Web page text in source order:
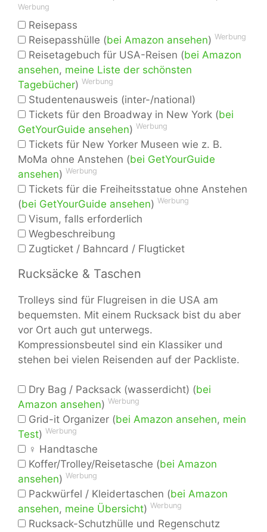
Werbung
Reisepass
Reisepasshülle (bei Amazon ansehen) Werbung
Reisetagebuch für USA-Reisen (bei Amazon
ansehen, meine Liste der schönsten
Tagebücher) Werbung
Studentenausweis (inter-/national)
Tickets für den Broadway in New York (bei
GetYourGuide ansehen) Werbung
Tickets für New Yorker Museen wie z. B.
MoMa ohne Anstehen (bei GetYourGuide
ansehen) Werbung
Tickets für die Freiheitsstatue ohne Anstehen
(bei GetYourGuide ansehen) Werbung
Visum, falls erforderlich
Wegbeschreibung
Zugticket / Bahncard / Flugticket
Rucksäcke & Taschen
Trolleys sind für Flugreisen in die USA am
bequemsten. Mit einem Rucksack bist du aber
vor Ort auch gut unterwegs.
Kompressionsbeutel sind ein Klassiker und
stehen bei vielen Reisenden auf der Packliste.
Dry Bag / Packsack (wasserdicht) (bei
Amazon ansehen) Werbung
Grid-it Organizer (bei Amazon ansehen, mein
Test) Werbung
♀ Handtasche
Koffer/Trolley/Reisetasche (bei Amazon
ansehen) Werbung
Packwürfel / Kleidertaschen (bei Amazon
ansehen, meine Übersicht) Werbung
Rucksack-Schutzhülle und Regenschutz